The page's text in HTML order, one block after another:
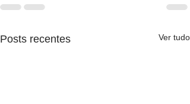
Posts recentes Ver tudo